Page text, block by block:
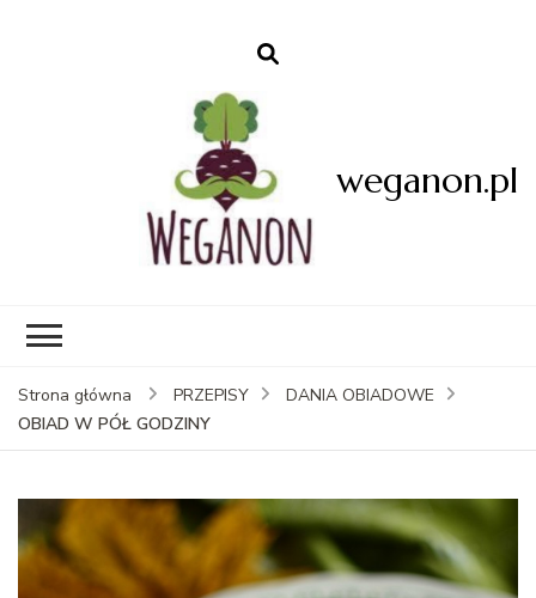
weganon.pl
Strona główna PRZEPISY
DANIA OBIADOWE
OBIAD W PÓŁ GODZINY